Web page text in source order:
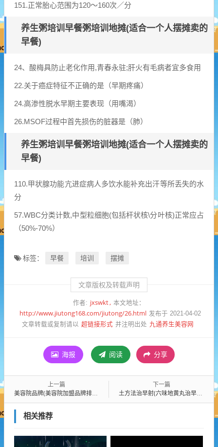
151.正常胎心范围为120～160次／分
养生粥培训早餐粥培训地摊(适合一个人摆摊卖的
早餐)
24、酸梅具防止老化作用,青春永驻;肝火有毛病者宜多食用
22.关于癌症特征不正确的是（早期疼痛）
24.高渗性脱水早期主要表现（用嘴渴）
26.MSOF过程中首先损伤的脏器是（肺）
养生粥培训早餐粥培训地摊(适合一个人摆摊卖的
早餐)
110.甲状腺功能亢进症病人多饮水能补充出汗等所丢失的水
分
57.WBC分类计数,中型粒细胞(包括杆状核\分叶核)正常应占
（50%-70%）
标签： 早餐 培训 摆摊
文章版权及转载声明
作者: jxswkt 本文地址：
http://www.jiutong168.com/jiutong/26.html 发布于 2021-04-02
文章转载或复制请以 超链接形式 并注明出处 九通养生美容网
海报 阅读 分享
上一篇
美容院品牌(美容院加盟品牌排行)
下一篇
土方法治早射(六味地黄丸治早泄吗)
相关推荐